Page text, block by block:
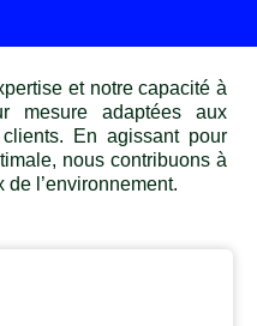
et notre capacité à
mesure adaptées aux
En agissant pour
nous contribuons à
de l’environnement.